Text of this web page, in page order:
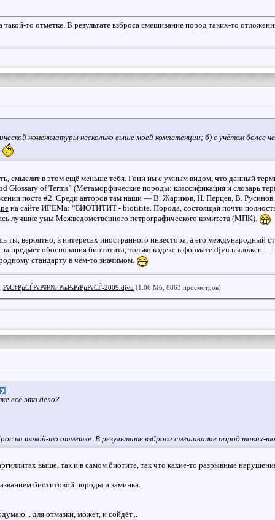
то отметке. В результате взброса смешивание пород таких-то
номенклатуры несколько выше моей компетенции; б) с учётом более
смыслят в этом ещё меньше тебя. Гони им с умным видом, что данный
Glossary of Terms” (Метаморфические породы: классификация и словарь
поста #2. Среди авторов там наши — В. Жариков, Н. Перцев, В. Русинов.
на сайте ИГЕМа: “БИОТИТИТ - biotitite. Порода, состоящая почти
лучшие умы Межведомственного петрографического комитета (МПК).
вероятно, в интересах иностранного инвестора, а его международный
предмет обоснования биотитита, только кодекс в формате djvu выложен
стандарту в чём-то значимом.
РљРѕРґРµРєСЃ-2009.djvu (1.06 Мб, 8863 просмотров)
всё это дело?
на такой-то отметке. В результате взброса смешивание пород таких-
выше, так и в самом биотите, так что какие-то разрывные
биотитовой породы и заминка.
для отмазки, может, и сойдёт...